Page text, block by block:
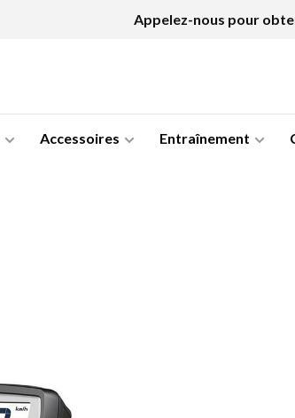
Appelez-nous pour
Accessoires Entraînement